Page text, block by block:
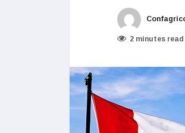
2 minutes read